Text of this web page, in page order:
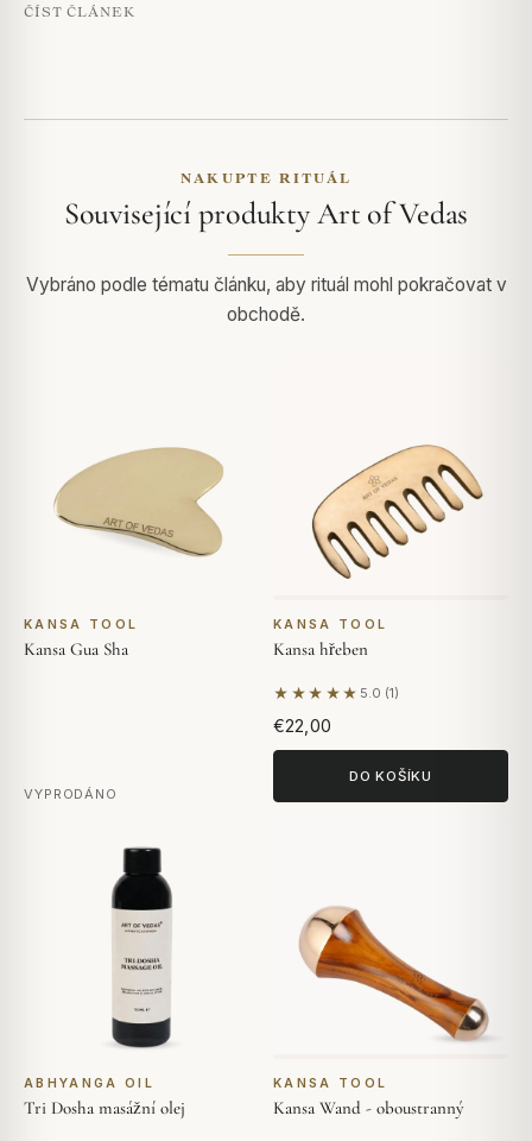
ČÍST ČLÁNEK
NAKUPTE RITUÁL
Související produkty Art of Vedas
Vybráno podle tématu článku, aby rituál mohl pokračovat v
obchodě.
KANSA TOOL
Kansa Gua Sha
VYPRODÁNO
KANSA TOOL
Kansa hřeben
★★★★★ 5.0 (1)
Na základě 1 hodnocení
€22,00
DO KOŠÍKU
ABHYANGA OIL
Tri Dosha masážní olej
KANSA TOOL
Kansa Wand - oboustranný